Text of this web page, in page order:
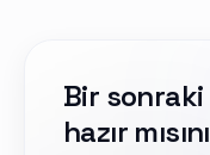
Bir sonraki
hazır